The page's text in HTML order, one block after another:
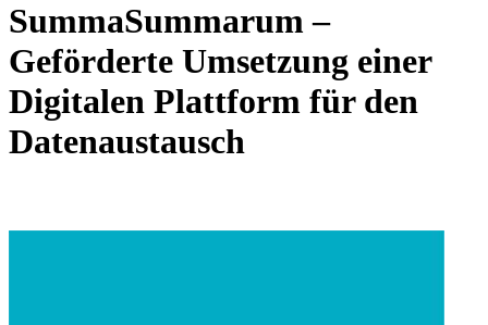
SummaSummarum –
Geförderte Umsetzung einer
Digitalen Plattform für den
Datenaustausch